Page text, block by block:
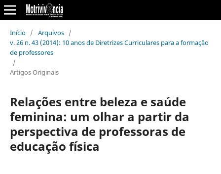
Início / Arquivos /
v. 26 n. 43 (2014): 10 anos de Diretrizes Curriculares para a formação
de professores
/
Artigos Originais
Relações entre beleza e saúde
feminina: um olhar a partir da
perspectiva de professoras de
educação física